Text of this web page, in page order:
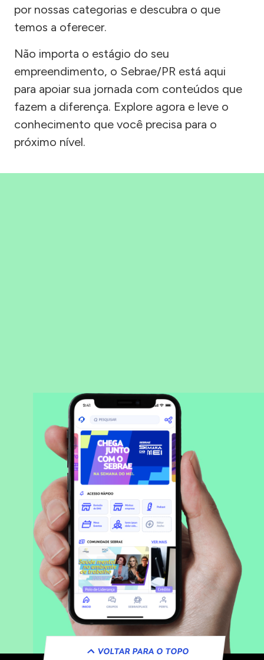
por nossas categorias e descubra o que
temos a oferecer.
Não importa o estágio do seu
empreendimento, o Sebrae/PR está aqui
para apoiar sua jornada com conteúdos que
fazem a diferença. Explore agora e leve o
conhecimento que você precisa para o
próximo nível.
VOLTAR PARA O TOPO